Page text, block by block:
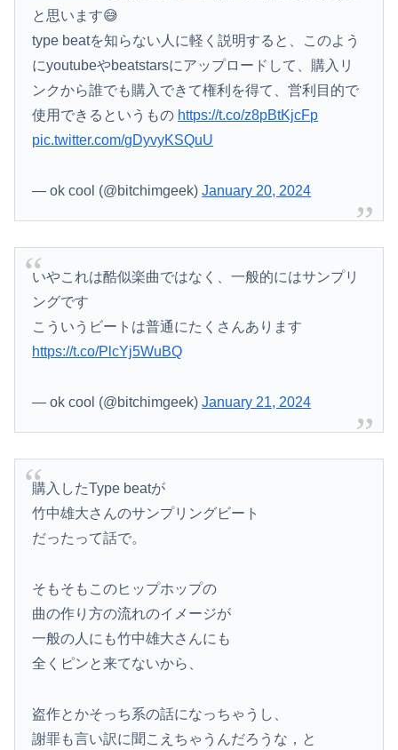
と思います😅
type beatを知らない人に軽く説明すると、このよう
にyoutubeやbeatstarsにアップロードして、購入リ
ンクから誰でも購入できて権利を得て、営利目的で
使用できるというもの https://t.co/z8pBtKjcFp
pic.twitter.com/gDyvyKSQuU
— ok cool (@bitchimgeek)January 20, 2024
いやこれは酷似楽曲ではなく、一般的にはサンプリ
ングです
こういうビートは普通にたくさんあります
https://t.co/PlcYj5WuBQ
— ok cool (@bitchimgeek)January 21, 2024
購入したType beatが
竹中雄大さんのサンプリングビート
だったって話で。
そもそもこのヒップホップの
曲の作り方の流れのイメージが
一般の人にも竹中雄大さんにも
全くピンと来てないから、
盗作とかそっち系の話になっちゃうし、
謝罪も言い訳に聞こえちゃうんだろうな，と